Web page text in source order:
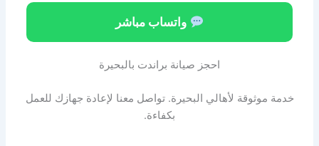
واتساب مباشر
احجز صيانة براندت بالبحيرة
خدمة موثوقة لأهالي البحيرة. تواصل معنا لإعادة جهازك للعمل
بكفاءة.